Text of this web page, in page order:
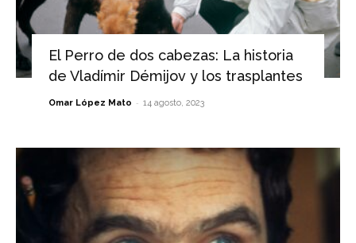
El Perro de dos cabezas: La historia
de Vladímir Démijov y los trasplantes
Omar López Mato - 14 agosto, 2023